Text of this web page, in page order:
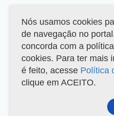
Nós usamos cookies
de navegação no
concorda com a
cookies. Para ter mais
é feito, acesse Política
clique em ACEITO.